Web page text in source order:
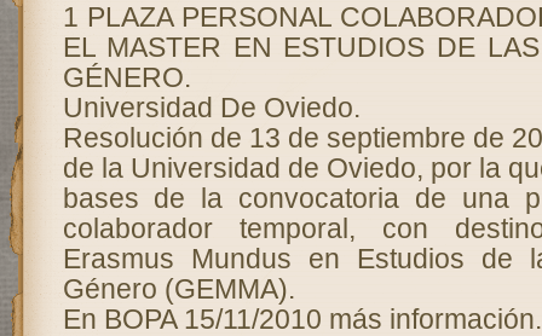
1 PLAZA PERSONAL
EL MASTER EN ESTUDIOS DE
GÉNERO.
Universidad De Oviedo.
Resolución de 13 de septiembre de
de la Universidad de Oviedo, por la
bases de la convocatoria de una
colaborador temporal, con
Erasmus Mundus en Estudios de
Género (GEMMA).
En BOPA 15/11/2010 más información.